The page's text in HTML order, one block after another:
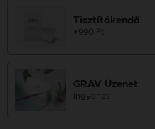
Tisztítókendő
+990 Ft
GRAV Üzenet
ingyenes